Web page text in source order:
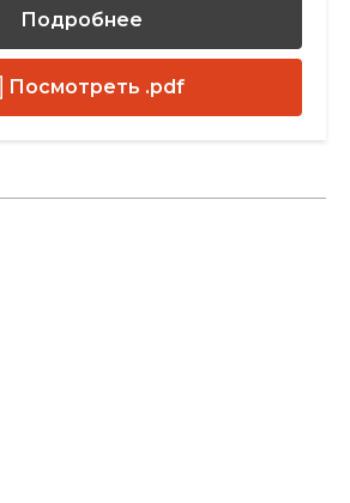
Подробнее
Посмотреть .pdf